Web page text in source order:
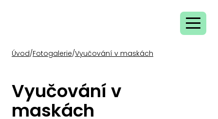
Úvod/Fotogalerie/Vyučování v maskách
Vyučování v
maskách